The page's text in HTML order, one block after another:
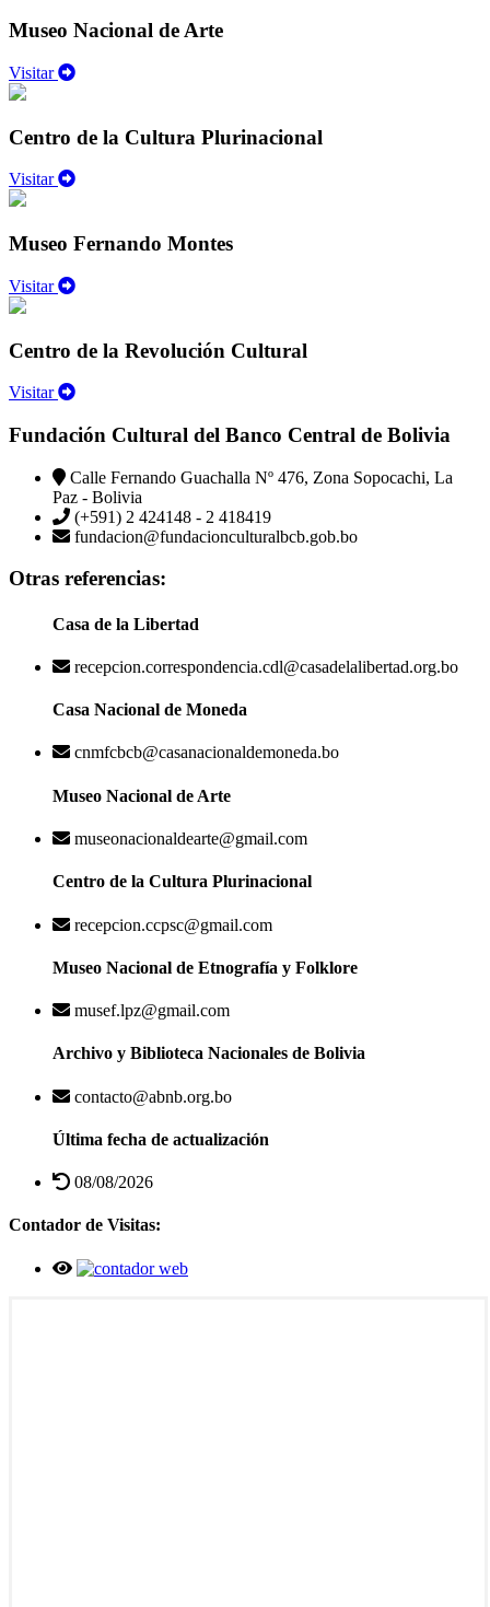
Museo Nacional de Arte
Visitar
Centro de la Cultura Plurinacional
Visitar
Museo Fernando Montes
Visitar
Centro de la Revolución Cultural
Visitar
Fundación Cultural del Banco Central de Bolivia
Calle Fernando Guachalla Nº 476, Zona Sopocachi, La
Paz - Bolivia
(+591) 2 424148 - 2 418419
fundacion@fundacionculturalbcb.gob.bo
Otras referencias:
Casa de la Libertad
recepcion.correspondencia.cdl@casadelalibertad.org.bo
Casa Nacional de Moneda
cnmfcbcb@casanacionaldemoneda.bo
Museo Nacional de Arte
museonacionaldearte@gmail.com
Centro de la Cultura Plurinacional
recepcion.ccpsc@gmail.com
Museo Nacional de Etnografía y Folklore
musef.lpz@gmail.com
Archivo y Biblioteca Nacionales de Bolivia
contacto@abnb.org.bo
Última fecha de actualización
08/08/2026
Contador de Visitas: